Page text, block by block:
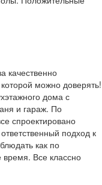
качественно
можно доверять!
дома с
и гараж. По
спроектировано
подход к
как по
время. Все классно